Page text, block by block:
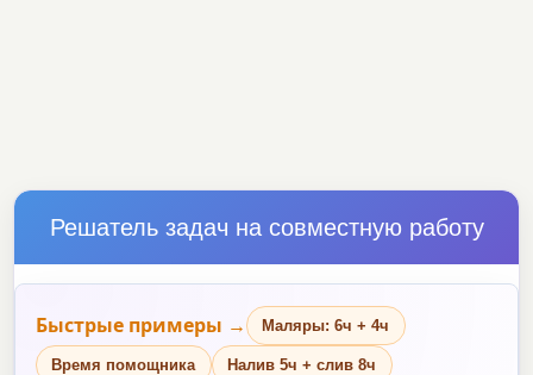
Решатель задач на совместную работу
Быстрые примеры → Маляры: 6ч + 4ч
Время помощника Налив 5ч + слив 8ч